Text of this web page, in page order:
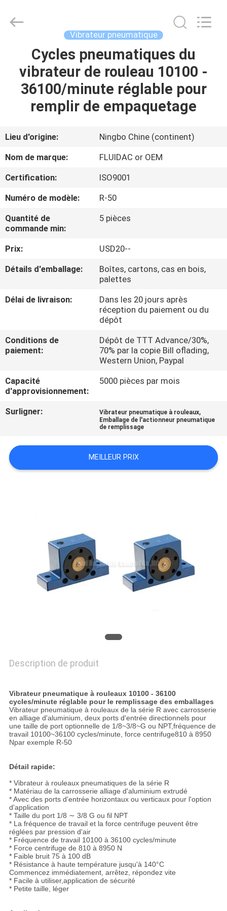
MAISON
PRODUITS
AU
DE
NOUS
VISITE
D'USINE
DE
CONTACTEZ-
UNE
VR
PRIVACY
FLUID
AUTOMATIC
Vibrateur pneumatique
Cycles pneumatiques du
vibrateur de rouleau 10100 -
36100/minute réglable pour
remplir de empaquetage
Lieu d'origine:
Ningbo Chine (continent)
Nom de marque:
FLUIDAC or OEM
Certification:
ISO9001
Numéro de modèle:
R-50
Quantité de
commande min:
5 pièces
Prix:
USD20--
Détails d'emballage:
Boîtes, cartons, cas en bois,
palettes
Délai de livraison:
Dans les 20 jours après
réception du paiement ou du
dépôt
Conditions de
paiement:
Dépôt de TTT Advance/30%,
70% par la copie Bill oflading,
Western Union, Paypal
Capacité
d'approvisionnement:
5000 pièces par mois
Surligner: Vibrateur pneumatique à rouleaux,
Emballage de l'actionneur pneumatique
de remplissage
MEILLEUR PRIX
Description de produit
Vibrateur pneumatique à rouleaux 10100 - 36100
cycles/minute réglable pour le remplissage des emballages
Vibrateur pneumatique à rouleaux de la série R avec carrosserie
en alliage d'aluminium, deux ports d'entrée directionnels pour
une taille de port optionnelle de 1/8~3/8~G ou NPT,fréquence de
travail 10100~36100 cycles/minute, force centrifuge810 à 8950
Npar exemple R-50
Détail rapide:
* Vibrateur à rouleaux pneumatiques de la série R
* Matériau de la carrosserie alliage d'aluminium extrudé
* Avec des ports d'entrée horizontaux ou verticaux pour l'option
d'application
* Taille du port 1/8 ∼ 3/8 G ou fil NPT
* La fréquence de travail et la force centrifuge peuvent être
réglées par pression d'air
* Fréquence de travail 10100 à 36100 cycles/minute
* Force centrifuge de 810 à 8950 N
* Faible bruit 75 à 100 dB
* Résistance à haute température jusqu'à 140°C
Commencez immédiatement, arrêtez, répondez vite
* Facile à utiliser,application de sécurité
* Petite taille, léger